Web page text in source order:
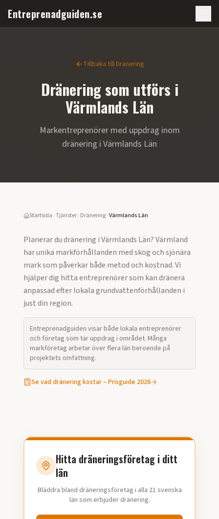
Entreprenadguiden.se
Tillbaka tillDränering
Dräneringsom utförs i
Värmlands Län
Markentreprenörer med uppdrag inom
dränering i Värmlands Län
Startsida ›Tjänster›Dränering›Värmlands Län
Planerar du dränering i Värmlands Län? Värmland
har unika markförhållanden med skog och sjönära
mark som påverkar både metod och kostnad. Vi
hjälper dig hitta entreprenörer som kan dränera
anpassad efter lokala grundvattenförhållanden i
just din region.
Entreprenadguiden visar både lokala entreprenörer
och företag som tar uppdrag i området. Många
markföretag arbetar över flera län beroende på
projektets omfattning.
Se vaddräneringkostar – Prisguide 2026
Hitta dräneringsföretag i ditt
län
Bläddra bland dräneringsföretag i alla 21 svenska
län som erbjuder dränering.